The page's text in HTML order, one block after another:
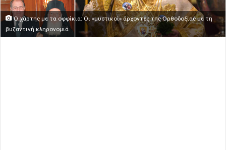
Ο χάρτης με τα οφφίκια: Οι «μυστικοί» άρχοντες της Ορθοδοξίας με τη
βυζαντινή κληρονομιά